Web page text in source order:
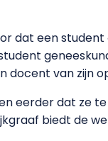
dat een
docent van zijn
eerder dat ze
biedt de